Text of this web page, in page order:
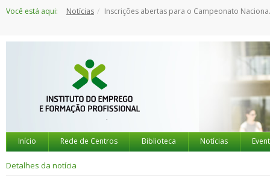
paraVocê está aqui: Notícias Inscrições abertas para o Campeonato Nacional das Profissões
Início Rede de Centros Biblioteca Notícias
Detalhes da notícia